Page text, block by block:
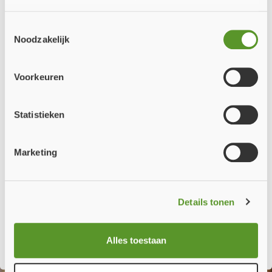
Noodzakelijk
Voorkeuren
Statistieken
Marketing
Details tonen
Alles toestaan
worden vanaf
weer verwerkt en
uitgeleverd vanaf
Heeft u in de tussentijd een vraag? Stuur ons gerust een e-mail.
Sluiten